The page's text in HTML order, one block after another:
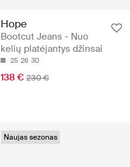
Hope
Bootcut Jeans - Nuo
kelių platėjantys džinsai
25 26 30
138 € 230 €
Naujas sezonas